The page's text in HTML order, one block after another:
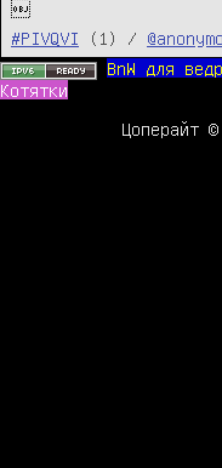
#PIVQVI
(1) /
BnW для
Котятки
Цоперайт